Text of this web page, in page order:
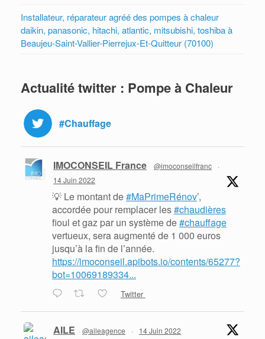
Installateur, réparateur agréé des pompes à chaleur
daikin, panasonic, hitachi, atlantic, mitsubishi, toshiba à
Beaujeu-Saint-Vallier-Pierrejux-Et-Quitteur (70100)
Actualité twitter : Pompe à Chaleur
#Chauffage
IMOCONSEIL France @imoconseilfranc
·
14 Juin 2022
💡 Le montant de#MaPrimeRénov’,
accordée pour remplacer les#chaudières
fioul et gaz par un système de#chauffage
vertueux, sera augmenté de 1 000 euros
jusqu’à la fin de l’année.
https://imoconseil.apibots.io/contents/65277?
bot=10069189334...
Twitter
AILE @aileagence · 14 Juin 2022